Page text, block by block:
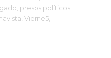
presos políticos
Vierne5,